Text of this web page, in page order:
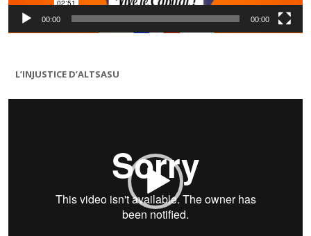
00:00 00:00
L’INJUSTICE D’ALTSASU
Lecteur